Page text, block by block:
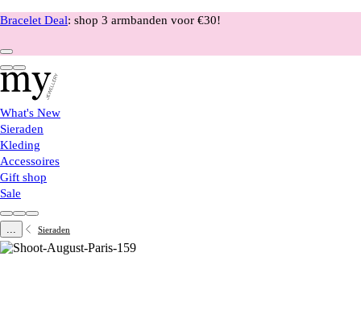
Bracelet Deal: shop 3 armbanden voor €30!
What's New
Sieraden
Kleding
Accessoires
Gift shop
Sale
... Sieraden